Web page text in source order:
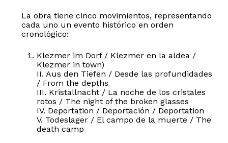
La obra tiene cinco movimientos, representando
cada uno un evento histórico en orden
cronológico:
Klezmer im Dorf / Klezmer en la aldea /
Klezmer in town)
II. Aus den Tiefen / Desde las profundidades
/ From the depths
III. Kristallnacht / La noche de los cristales
rotos / The night of the broken glasses
IV. Deportation / Deportación / Deportation
V. Todeslager / El campo de la muerte / The
death camp